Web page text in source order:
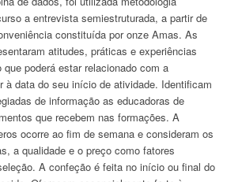
a entrevista semiestruturada, a partir de
constituída por onze Amas. As
atitudes, práticas e experiências
poderá estar relacionado com a
à data do seu início de atividade. Identificam
de informação as educadoras de
que recebem nas formações. A
ocorre ao fim de semana e consideram os
a qualidade e o preço como fatores
A confeção é feita no início ou final do